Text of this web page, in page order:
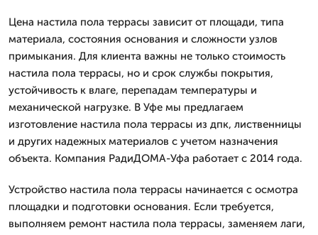
Цена настила пола террасы зависит от площади, типа
материала, состояния основания и сложности узлов
примыкания. Для клиента важны не только стоимость
настила пола террасы, но и срок службы покрытия,
устойчивость к влаге, перепадам температуры и
механической нагрузке. В Уфе мы предлагаем
изготовление настила пола террасы из дпк, лиственницы
и других надежных материалов с учетом назначения
объекта. Компания РадиДОМА-Уфа работает с 2014 года.
Устройство настила пола террасы начинается с осмотра
площадки и подготовки основания. Если требуется,
выполняем ремонт настила пола террасы, заменяем лаги,